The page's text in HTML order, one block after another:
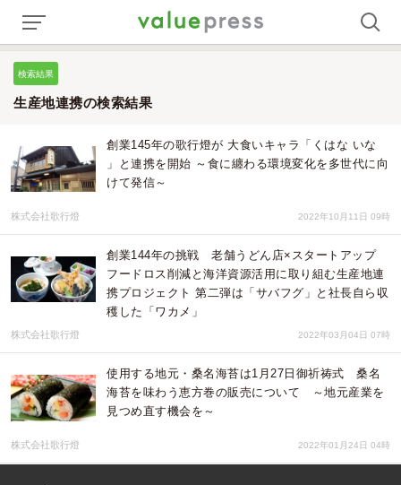
検索結果
生産地連携の検索結果
創業145年の歌行燈が 大食いキャラ「くはな いな
」と連携を開始 ～食に纏わる環境変化を多世代に向
けて発信～
株式会社歌行燈 2022年10月11日 09時
創業144年の挑戦 老舗うどん店×スタートアップ
フードロス削減と海洋資源活用に取り組む生産地連
携プロジェクト 第二弾は「サバフグ」と社長自ら収
穫した「ワカメ」
株式会社歌行燈 2022年03月04日 07時
使用する地元・桑名海苔は1月27日御祈祷式 桑名
海苔を味わう恵方巻の販売について ～地元産業を
見つめ直す機会を～
株式会社歌行燈 2022年01月24日 04時